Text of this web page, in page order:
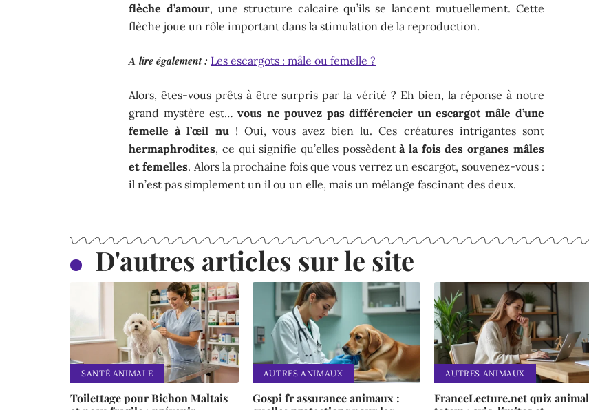
flèche d’amour, une structure calcaire qu’ils se lancent mutuellement. Cette
flèche joue un rôle important dans la stimulation de la reproduction.
A lire également : Les escargots : mâle ou femelle ?
Alors, êtes-vous prêts à être surpris par la vérité ? Eh bien, la réponse à notre
grand mystère est…vous ne pouvez pas différencier un escargot mâle d’une
femelle à l’œil nu ! Oui, vous avez bien lu. Ces créatures intrigantes sont
hermaphrodites, ce qui signifie qu’elles possèdentà la fois des organes mâles
et femelles. Alors la prochaine fois que vous verrez un escargot, souvenez-vous :
il n’est pas simplement un il ou un elle, mais un mélange fascinant des deux.
D'autres articles sur le site
SANTÉ ANIMALE
Toilettage pour Bichon Maltais
AUTRES ANIMAUX
Gospi fr assurance animaux :
AUTRES ANIMAUX
FranceLecture.net quiz animal